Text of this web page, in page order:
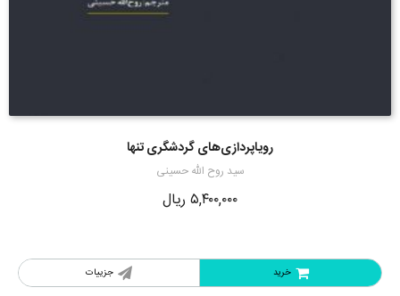
رویاپردازی‌های گردشگری تنها
سید روح الله حسینی
۵,۴۰۰,۰۰۰ ریال
جزییات خرید